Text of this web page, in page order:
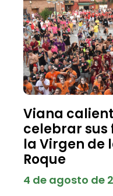
Viana
celebrar sus
la Virgen de
Roque
4 de agosto de